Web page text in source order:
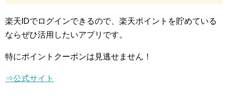
楽天IDでログインできるので、楽天ポイントを貯めている
ならぜひ活用したいアプリです。
特にポイントクーポンは見逃せません！
⇒公式サイト